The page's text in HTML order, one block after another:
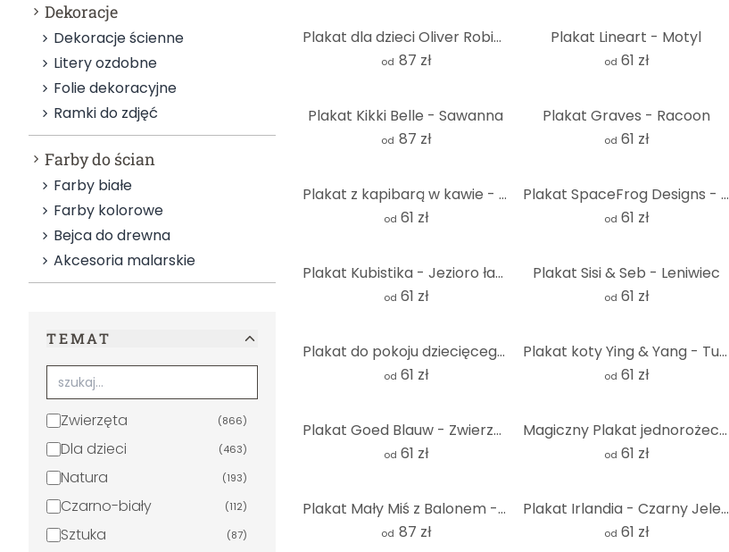
Dekoracje
Dekoracje ścienne
Litery ozdobne
Folie dekoracyjne
Ramki do zdjęć
Farby do ścian
Farby białe
Farby kolorowe
Bejca do drewna
Akcesoria malarskie
TEMAT
Zwierzęta (866)
Dla dzieci (463)
Natura (193)
Czarno-biały (112)
Sztuka (87)
Plakat dla dzieci Oliver Robins - Arka Noego - okrągły
od 87 zł
Plakat Lineart - Motyl
od 61 zł
Plakat Kikki Belle - Sawanna
od 87 zł
Plakat Graves - Racoon
od 61 zł
Plakat z kapibarą w kawie - Capychino
od 61 zł
Plakat SpaceFrog Designs - Connectedness
od 61 zł
Plakat Kubistika - Jezioro łabędzie w półksiężycu
od 61 zł
Plakat Sisi & Seb - Leniwiec
od 61 zł
Plakat do pokoju dziecięcego - Śliczny kot w krzakach - Korenkova
od 61 zł
Plakat koty Ying & Yang - Tunaboylu
od 61 zł
Plakat Goed Blauw - Zwierzęta przy wodopoju
od 61 zł
Magiczny Plakat jednorożec ze skrzydłami | mityczne stworzenie w pastelowych kolorach dla dzieci
od 61 zł
Plakat Mały Miś z Balonem - Magnusson - Okrągły
od 87 zł
Plakat Irlandia - Czarny Jeleń - Schwarzer Hirsch
od 61 zł